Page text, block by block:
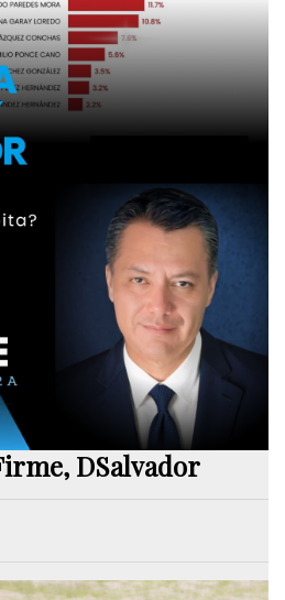
DSalvador